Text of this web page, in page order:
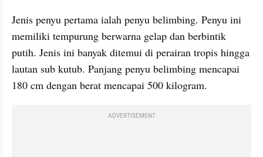
Jenis penyu pertama ialah penyu belimbing. Penyu ini
memiliki tempurung berwarna gelap dan berbintik
putih. Jenis ini banyak ditemui di perairan tropis hingga
lautan sub kutub. Panjang penyu belimbing mencapai
180 cm dengan berat mencapai 500 kilogram.
ADVERTISEMENT